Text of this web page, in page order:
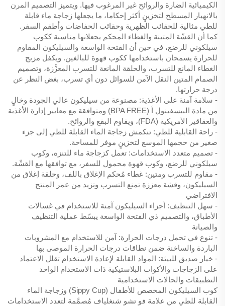
الكيميائية الضارة والروائح غير المرغوب فيها. ويتميز التصميم المرن
بالانهيار المسطح لتخزينٍ أكثر إحكاما، ما يجعلها زجاجة ماء قابلة
للطي مثالية للحقائب الظهرية وحقائب الحفاضات وأطقم السفر.
كما أن القشّة المتينة والغطاء المحكم يجعلانها مناسبة ككوب
سيلكوني للرضع، في حين أن الفتحة الواسعة والسيليكون المقاوم
للحرارة يسمحان باستخدامها ككوب قهوة للبالغين. ويكفل مزيج
الغطاء المانع للتسرب، والحلقة المانعة للتسرب المعزَّزة، وتصميم
الصمام المتين النقل الآمن للسوائل دون أي تسرب، بغض النظر عن
درجة حرارتها.
- سلامة آمنة على الأغذية: مصنوعة من سيليكون عالي الجودة وخالٍ
من مادة البيسفينول أ (BPA FREE) ومتوافقة مع معايير إدارة الأغذية
والعقاقير الأمريكية (FDA)، ويقاوم البقع والروائح.
- راحة القابلية للطي: تنكمش زجاجة الماء القابلة للطي إلى جزء
صغير من حجمها الموسع لتخزينٍ موفر للمساحة.
- تصميم متعدد الاستخدامات: تعمل كزجاجة ماء للتنزه، وكوب
سيلكوني للرضع، وكوب قهوة محمول للسفر، مع توافقها مع القشّة.
- مقاوم للتسرب ومتين: غطاء مُحكم الإغلاق باللف، وحلقة إغلاق من
السيليكون، وقشة معززة تمنع التسرب وتزيد من عمر المنتج
الافتراضي
- سهل التنظيف: أجزاء السيليكون آمنة للاستخدام في غسالات
الأطباق، والتصميم ذي الفتحة الواسعة يبسّط عملية التنظيف
والصيانة
- تنوع في تحمل درجات الحرارة: آمن للاستخدام مع المشروبات
الباردة والساخنة ضمن نطاقات درجات الحرارة الموصى بها
- خيار صديق للبيئة: المواد القابلة لإعادة الاستخدام تقلل الاعتماد
على الزجاجات والأكواب البلاستيكية ذات الاستخدام الواحد
التطبيقات والحالات الاستخدامية
كوب السيليكون المخصص للأطفال (Sippy Cup) وزجاجة الماء
القابلة للطي من علامة فو تشو شنغلياف مُصمَّمة لتعدد الاستخدامات